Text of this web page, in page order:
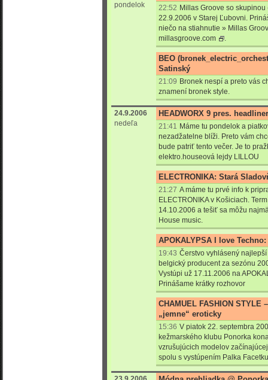
pondelok
22:52 Millas Groove so
22.9.2006 v Starej Ľubovni.
niečo na stiahnutie » Millas
millasgroove.com
.
BEO
Satinský
21:09 Bronek nespí a preto vás
znamení bronek style.
24.9.2006
nedeľa
HEADWORX 9 pres.
21:41 Máme tu pondelok a
nezadžatelne blíži. Preto vám
bude patriť tento večer. Je to
elektro.houseová lejdy LILLOU
ELECTRONIKA: Stará
21:27 A máme tu prvé info k
ELECTRONIKA v Košiciach.
14.10.2006 a tešiť sa môžu
House music.
APOKALYPSA I love
19:43 Čerstvo vyhlásený
belgický producent za sezónu
Vystúpi už 17.11.2006 na
Prinášame krátky rozhovor
CHAMUEL FASHION STYLE
„jemne“ eroticky
15:36 V piatok 22. septembra
kežmarského klubu Ponorka
vzrušujúcich modelov
spolu s vystúpením Palka